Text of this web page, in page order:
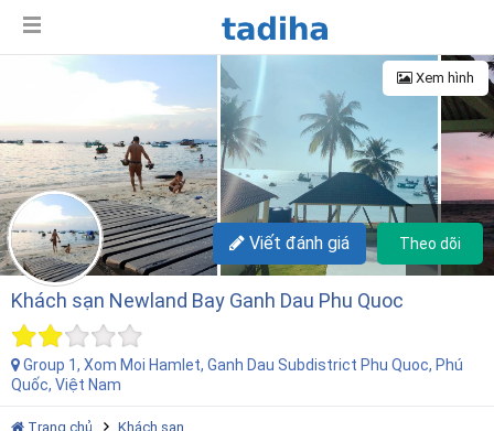
Xem hình
+6
Theo dõi
Viết đánh giá
Khách sạn Newland Bay Ganh Dau Phu Quoc
Group 1, Xom Moi Hamlet, Ganh Dau Subdistrict Phu Quoc, Phú
Quốc, Việt Nam
Trang chủ
Khách sạn